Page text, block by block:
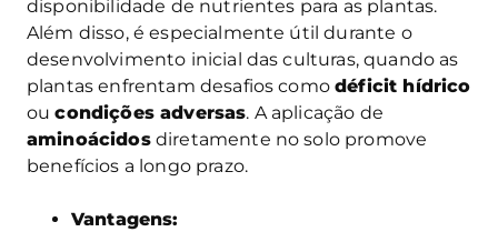
disponibilidade de nutrientes para as plantas.
Além disso, é especialmente útil durante o
desenvolvimento inicial das culturas, quando as
plantas enfrentam desafios comodéficit hídrico
oucondições adversas. A aplicação de
aminoácidosdiretamente no solo promove
benefícios a longo prazo.
Vantagens: